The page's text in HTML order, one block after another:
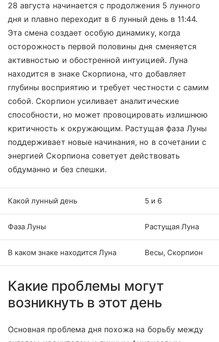
28 августа начинается с продолжения 5 лунного
дня и плавно переходит в 6 лунный день в 11:44.
Эта смена создает особую динамику, когда
осторожность первой половины дня сменяется
активностью и обостренной интуицией. Луна
находится в знаке Скорпиона, что добавляет
глубины восприятию и требует честности с самим
собой. Скорпион усиливает аналитические
способности, но может провоцировать излишнюю
критичность к окружающим. Растущая фаза Луны
поддерживает новые начинания, но в сочетании с
энергией Скорпиона советует действовать
обдуманно и без спешки.
Какой лунный день 5 и 6
Фаза Луны Растущая Луна
В каком знаке находится Луна Весы, Скорпион
Какие проблемы могут
возникнуть в этот день
Основная проблема дня похожа на борьбу между